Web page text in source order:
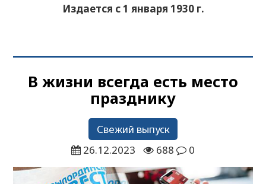
Издается с 1 января 1930 г.
В жизни всегда есть место
празднику
Свежий выпуск
26.12.2023
688 0